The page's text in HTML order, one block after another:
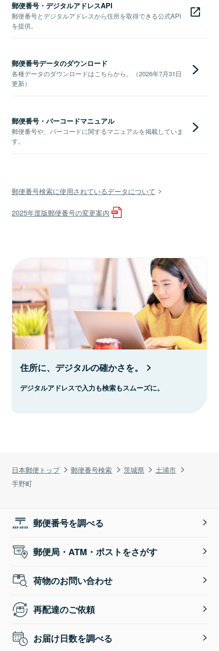
日本郵便トップ 郵便番号検索 茨城県
土浦市
手野町
郵便番号・デジタルアドレスAPI
郵便番号とデジタルアドレスから住所を取得できる公式API
を提供。
郵便番号データのダウンロード
各種データのダウンロードはこちらから。（2026年7月31日
更新）
郵便番号・バーコードマニュアル
郵便番号や、バーコードに関するマニュアルを掲載していま
す。
郵便番号検索に使用されているデータについて
2025年度版郵便番号の変更案内
住所に、デジタルの確かさを。
デジタルアドレスで入力も検索もスムーズに。
郵便番号を調べる
郵便局・ATM・ポストをさがす
荷物のお問い合わせ
再配達のご依頼
お届け日数を調べる